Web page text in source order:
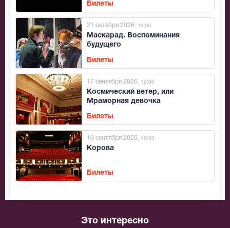
Билеты
Маскарад. Воспоминания
будущего
21 октября 2026 , 19:00
Билеты
Космический ветер, или
Мраморная девочка
17 сентября 2026 , 19:00
Билеты
Корова
10 сентября 2026 , 19:00
Билеты
Это интересно